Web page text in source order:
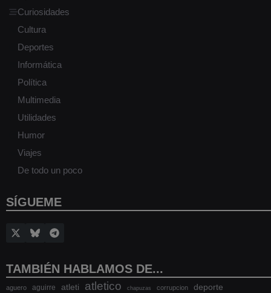
Curiosidades
Cultura
Deportes
Informática
Política
Multimedia
Utilidades
Humor
Viajes
De todo un poco
SÍGUEME
TAMBIÉN HABLAMOS DE...
aguero aguirre atleti atletico chapuzas corrupcion deporte